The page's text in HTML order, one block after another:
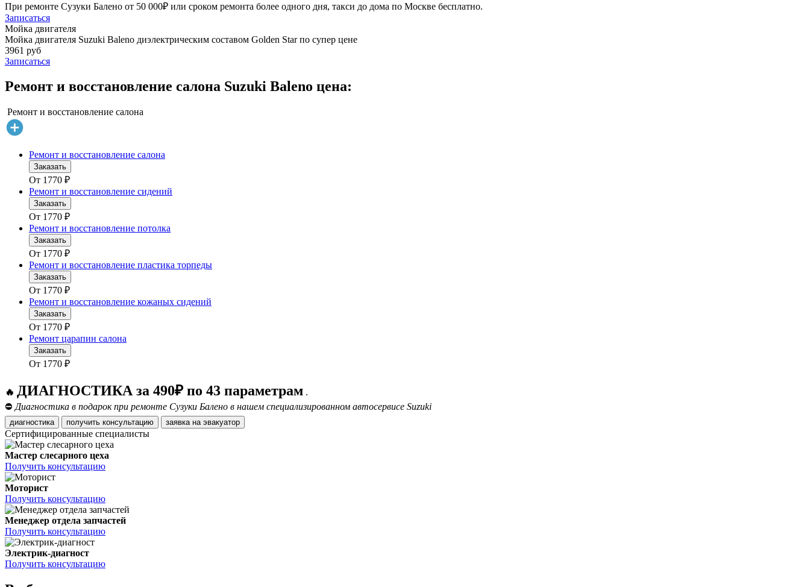
При ремонте Сузуки Балено от 50 000₽ или сроком ремонта более одного дня, такси до дома по Москве бесплатно.
Записаться
Мойка двигателя
Мойка двигателя Suzuki Baleno диэлектрическим составом Golden Star по супер цене
3961 руб
Записаться
Ремонт и восстановление салона Suzuki Baleno цена:
Ремонт и восстановление салона
Ремонт и восстановление салона
Заказать
От 1770 ₽
Ремонт и восстановление сидений
Заказать
От 1770 ₽
Ремонт и восстановление потолка
Заказать
От 1770 ₽
Ремонт и восстановление пластика торпеды
Заказать
От 1770 ₽
Ремонт и восстановление кожаных сидений
Заказать
От 1770 ₽
Ремонт царапин салона
Заказать
От 1770 ₽
🔥 ДИАГНОСТИКА за 490₽ по 43 параметрам .
⛔ Диагностика в подарок при ремонте Сузуки Балено в нашем специализированном автосервисе Suzuki
диагностика получить консультацию заявка на эвакуатор
Сертифицированные специалисты
Мастер слесарного цеха
Получить консультацию
Моторист
Получить консультацию
Менеджер отдела запчастей
Получить консультацию
Электрик-диагност
Получить консультацию